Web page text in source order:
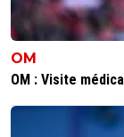
OM
OM : Visite